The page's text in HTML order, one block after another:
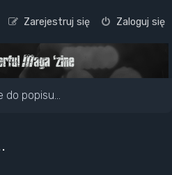
Zaloguj się
Zarejestruj się
do popisu...